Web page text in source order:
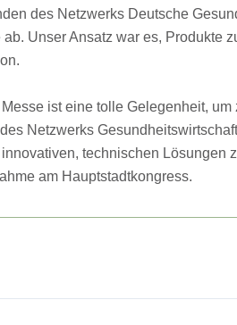
des Netzwerks Deutsche
Unser Ansatz war es, Produkte
ist eine tolle Gelegenheit,
Netzwerks
technischen
am Hauptstadtkongress.